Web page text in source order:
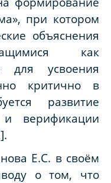
при котором
объяснения
как
для усвоения
критично в
развитие
и верификации
Е.С. в своём
о том, что